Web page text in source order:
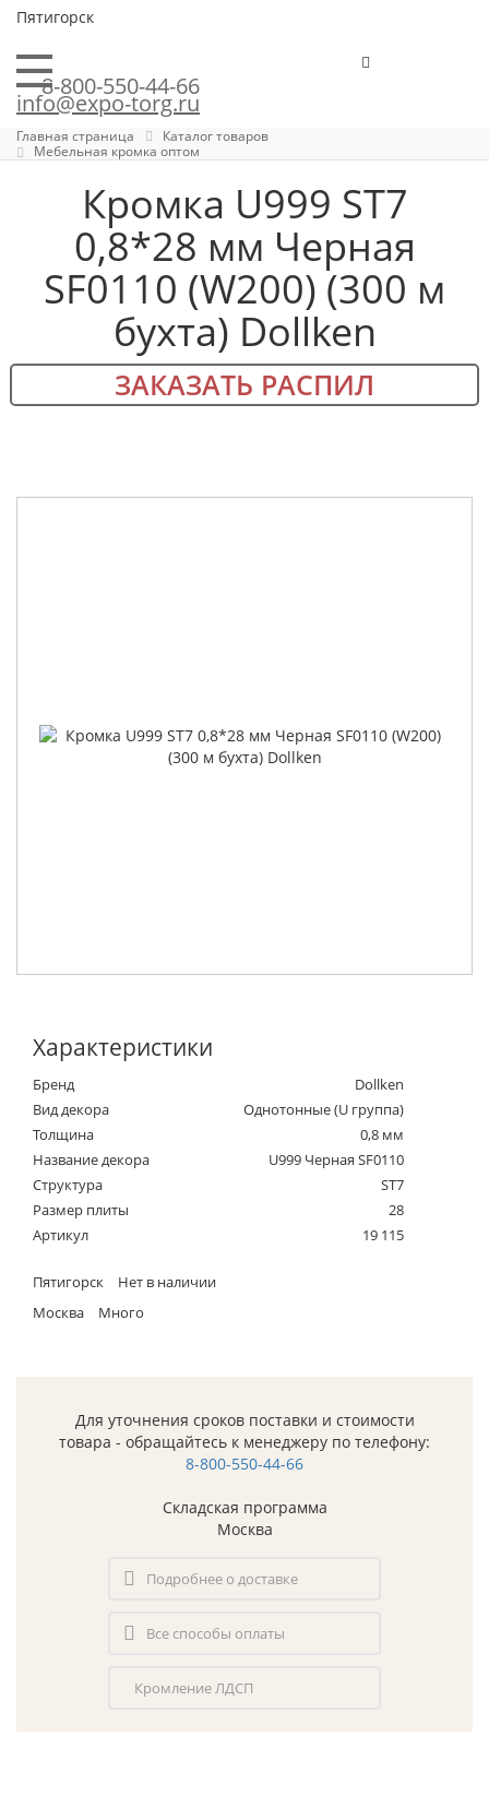
Пятигорск
8-800-550-44-66
info@expo-torg.ru
Главная страница
Каталог товаров
Мебельная кромка оптом
Кромка U999 ST7
0,8*28 мм Черная
SF0110 (W200) (300 м
бухта) Dollken
ЗАКАЗАТЬ РАСПИЛ
Характеристики
Бренд
Dollken
Вид декора
Однотонные (U группа)
Толщина
0,8 мм
Название декора
U999 Черная SF0110
Структура
ST7
Размер плиты
28
Артикул
19 115
Пятигорск
Нет в наличии
Москва
Много
Для уточнения сроков поставки и стоимости
товара - обращайтесь к менеджеру по телефону:
8-800-550-44-66
Складская программа
Москва
Подробнее о доставке
Все способы оплаты
Кромление ЛДСП